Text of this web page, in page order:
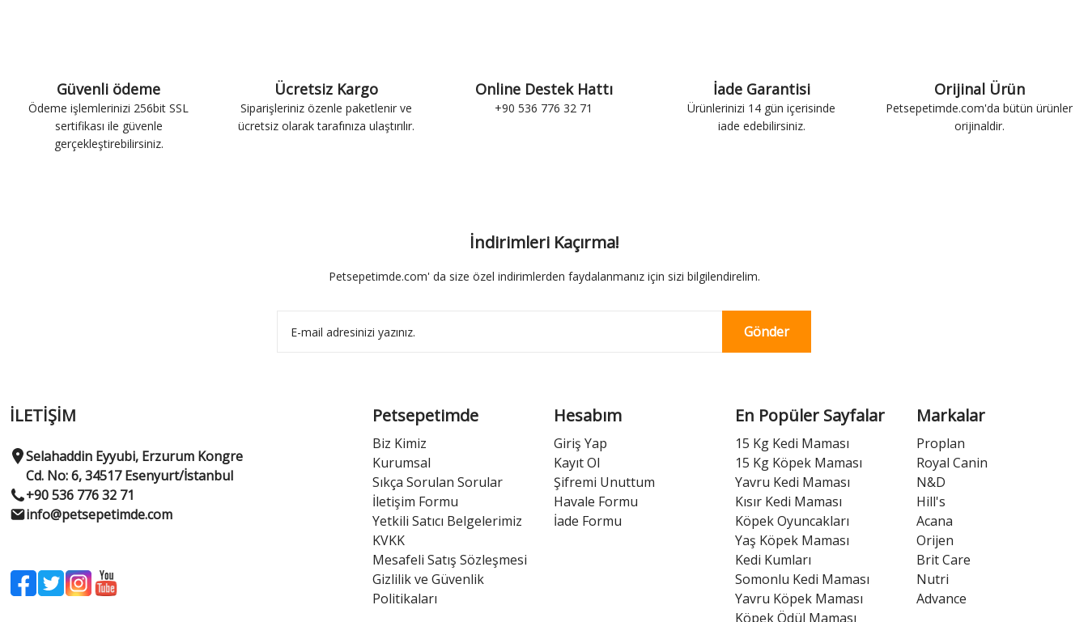
Güvenli ödeme
Ödeme işlemlerinizi 256bit SSL
sertifikası ile güvenle
gerçekleştirebilirsiniz.
Ücretsiz Kargo
Siparişleriniz özenle paketlenir ve
ücretsiz olarak tarafınıza ulaştırılır.
Online Destek Hattı
+90 536 776 32 71
İade Garantisi
Ürünlerinizi 14 gün içerisinde
iade edebilirsiniz.
Orijinal Ürün
Petsepetimde.com'da bütün ürünler
orijinaldir.
İndirimleri Kaçırma!
Petsepetimde.com' da size özel indirimlerden faydalanmanız için sizi bilgilendirelim.
Gönder
İLETİŞİM
Selahaddin Eyyubi, Erzurum Kongre
Cd. No: 6, 34517 Esenyurt/İstanbul
+90 536 776 32 71
info@petsepetimde.com
Petsepetimde
Biz Kimiz
Kurumsal
Sıkça Sorulan Sorular
İletişim Formu
Yetkili Satıcı Belgelerimiz
KVKK
Mesafeli Satış Sözleşmesi
Gizlilik ve Güvenlik
Politikaları
Hesabım
Giriş Yap
Kayıt Ol
Şifremi Unuttum
Havale Formu
İade Formu
En Popüler Sayfalar
15 Kg Kedi Maması
15 Kg Köpek Maması
Yavru Kedi Maması
Kısır Kedi Maması
Köpek Oyuncakları
Yaş Köpek Maması
Kedi Kumları
Somonlu Kedi Maması
Yavru Köpek Maması
Köpek Ödül Maması
Markalar
Proplan
Royal Canin
N&D
Hill's
Acana
Orijen
Brit Care
Nutri
Advance